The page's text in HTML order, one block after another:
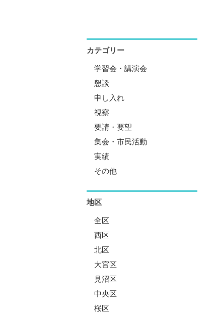
カテゴリー
学習会・講演会
懇談
申し入れ
視察
要請・要望
集会・市民活動
実績
その他
地区
全区
西区
北区
大宮区
見沼区
中央区
桜区